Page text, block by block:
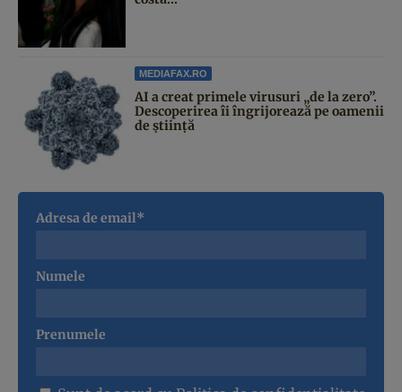
MEDIAFAX.RO
AI a creat primele virusuri „de la zero”.
Descoperirea îi îngrijorează pe oamenii
de știință
Adresa de email*
Numele
Prenumele